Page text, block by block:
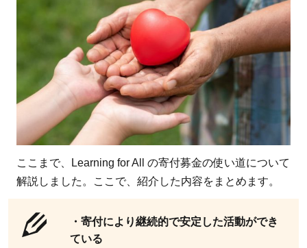
ここまで、Learning for All の寄付募金の使い道について
解説しました。ここで、紹介した内容をまとめます。
・寄付により継続的で安定した活動ができ
ている